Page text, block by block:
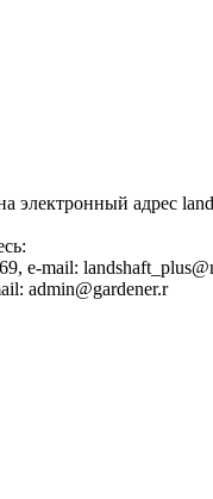
электронный адрес
e-mail:
admin@gardener.r